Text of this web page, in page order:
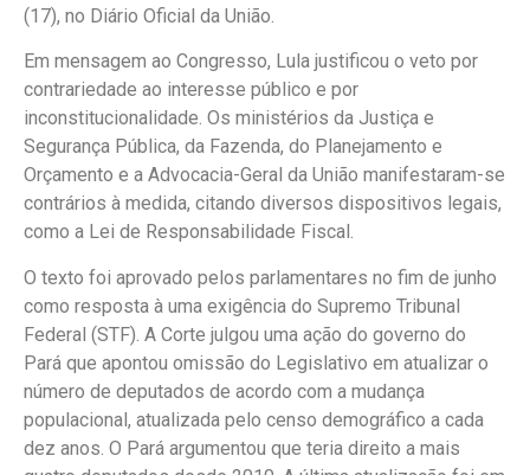
(17), no Diário Oficial da União.
Em mensagem ao Congresso, Lula justificou o veto por
contrariedade ao interesse público e por
inconstitucionalidade. Os ministérios da Justiça e
Segurança Pública, da Fazenda, do Planejamento e
Orçamento e a Advocacia-Geral da União manifestaram-se
contrários à medida, citando diversos dispositivos legais,
como a Lei de Responsabilidade Fiscal.
O texto foi aprovado pelos parlamentares no fim de junho
como resposta à uma exigência do Supremo Tribunal
Federal (STF). A Corte julgou uma ação do governo do
Pará que apontou omissão do Legislativo em atualizar o
número de deputados de acordo com a mudança
populacional, atualizada pelo censo demográfico a cada
dez anos. O Pará argumentou que teria direito a mais